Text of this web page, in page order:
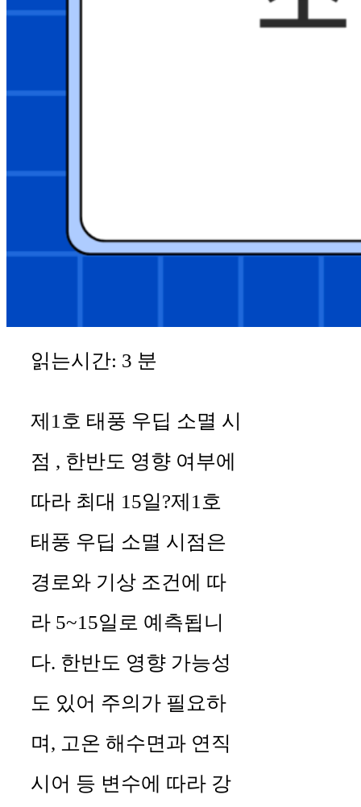
읽는시간: 3 분
제1호 태풍 우딥 소멸 시
점 , 한반도 영향 여부에
따라 최대 15일?제1호
태풍 우딥 소멸 시점은
경로와 기상 조건에 따
라 5~15일로 예측됩니
다. 한반도 영향 가능성
도 있어 주의가 필요하
며, 고온 해수면과 연직
시어 등 변수에 따라 강